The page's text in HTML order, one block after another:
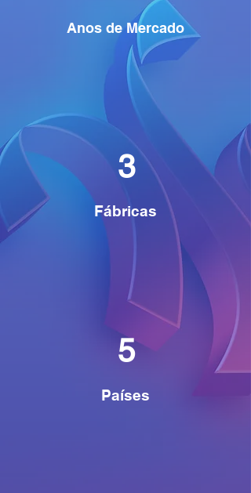
Anos de Mercado
3
Fábricas
5
Países